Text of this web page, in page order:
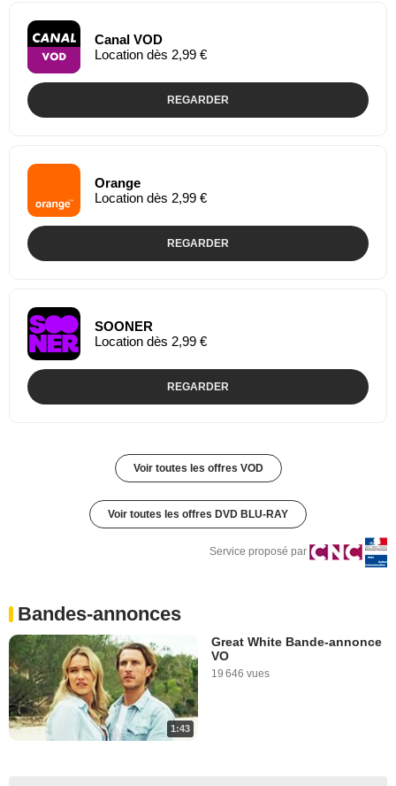
Canal VOD
Location dès 2,99 €
REGARDER
Orange
Location dès 2,99 €
REGARDER
SOONER
Location dès 2,99 €
REGARDER
Voir toutes les offres VOD
Voir toutes les offres DVD BLU-RAY
Service proposé par
Bandes-annonces
1:43
Great White Bande-annonce
VO
19 646 vues